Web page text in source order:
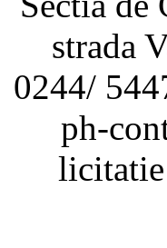
strada
0244/
ph-